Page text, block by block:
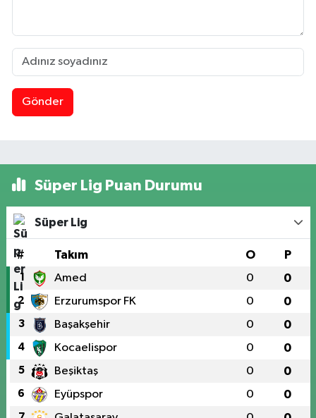
Gönder
Süper Lig Puan Durumu
Süper Lig
# Takım O P
1 Amed 0 0
2 Erzurumspor FK 0 0
3 Başakşehir 0 0
4 Kocaelispor 0 0
5 Beşiktaş 0 0
6 Eyüpspor 0 0